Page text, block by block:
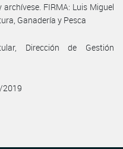
archívese. FIRMA: Luis Miguel
Ganadería y Pesca
Dirección de Gestión
2019